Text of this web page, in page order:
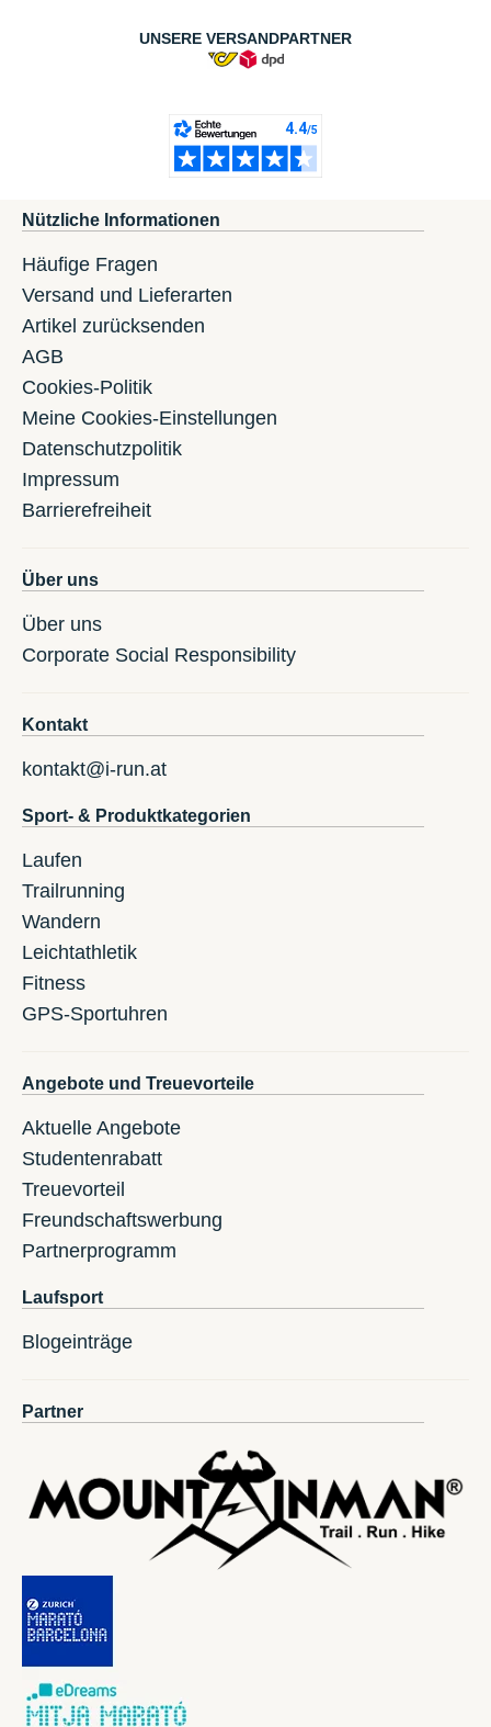
UNSERE VERSANDPARTNER
Nützliche Informationen
Häufige Fragen
Versand und Lieferarten
Artikel zurücksenden
AGB
Cookies-Politik
Meine Cookies-Einstellungen
Datenschutzpolitik
Impressum
Barrierefreiheit
Über uns
Über uns
Corporate Social Responsibility
Kontakt
kontakt@i-run.at
Sport- & Produktkategorien
Laufen
Trailrunning
Wandern
Leichtathletik
Fitness
GPS-Sportuhren
Angebote und Treuevorteile
Aktuelle Angebote
Studentenrabatt
Treuevorteil
Freundschaftswerbung
Partnerprogramm
Laufsport
Blogeinträge
Partner